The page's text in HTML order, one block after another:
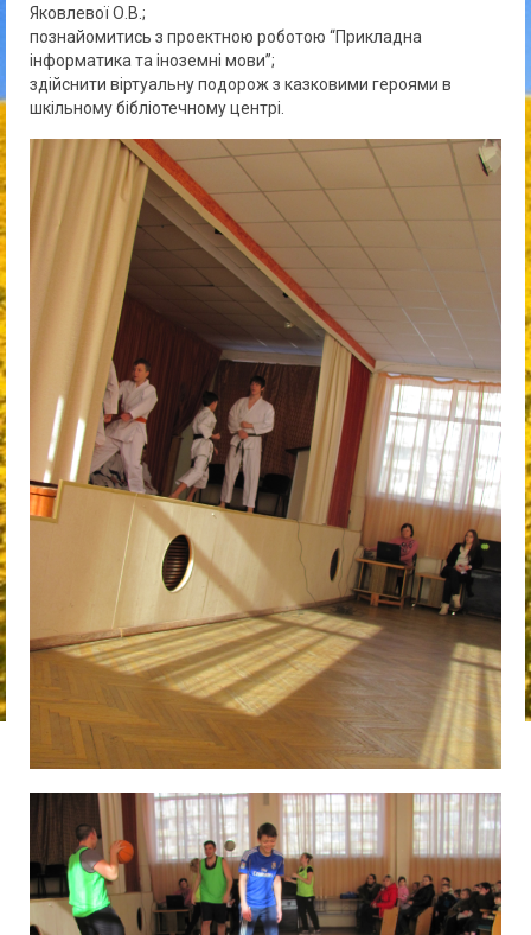
Яковлевої О.В.;
познайомитись з проектною роботою “Прикладна
інформатика та іноземні мови”;
здійснити віртуальну подорож з казковими героями в
шкільному бібліотечному центрі.